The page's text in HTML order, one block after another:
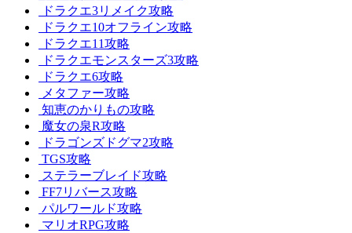
ドラクエ3リメイク攻略
ドラクエ10オフライン攻略
ドラクエ11攻略
ドラクエモンスターズ3攻略
ドラクエ6攻略
メタファー攻略
知恵のかりもの攻略
魔女の泉R攻略
ドラゴンズドグマ2攻略
TGS攻略
ステラーブレイド攻略
FF7リバース攻略
パルワールド攻略
マリオRPG攻略